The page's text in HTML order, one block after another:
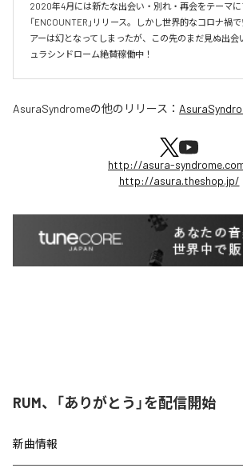
2020年4月には新たな出会い・別れ・再会をテーマに
「ENCOUNTER」リリース。しかし世界的なコロナ禍
アーは幻となってしまったが、この先のまだ見ぬ出会
ュラシンドローム絶賛稼働中！
AsuraSyndromeの他のリリース：
http://asura-
http://asura.theshop.jp/
RUM、「ありがとう」を配信開始
新曲情報